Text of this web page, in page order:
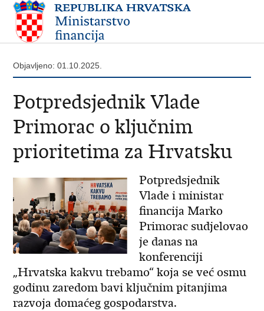
Objavljeno: 01.10.2025.
Potpredsjednik Vlade
Primorac o ključnim
prioritetima za Hrvatsku
Potpredsjednik
Vlade i ministar
financija Marko
Primorac sudjelovao
je danas na
konferenciji
„Hrvatska kakvu trebamo“ koja se već osmu
godinu zaredom bavi ključnim pitanjima
razvoja domaćeg gospodarstva.